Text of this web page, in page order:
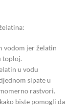
vodom jer želatin
toploj.
u vodu
sipate u
rastvori.
biste pomogli da